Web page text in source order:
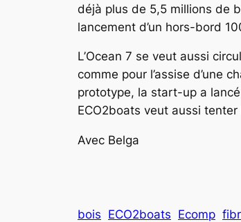
déjà plus de 5,5 millions de
lancement d’un hors-bord
L’Ocean 7 se veut aussi
comme pour l’assise d’une
prototype, la start-up a
ECO2boats veut aussi tenter
Avec Belga
bois ECO2boats Ecomp